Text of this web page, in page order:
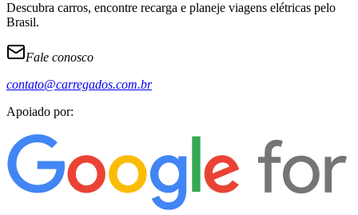
Descubra carros, encontre recarga e planeje viagens elétricas pelo
Brasil.
Fale conosco
contato@carregados.com.br
Apoiado por: